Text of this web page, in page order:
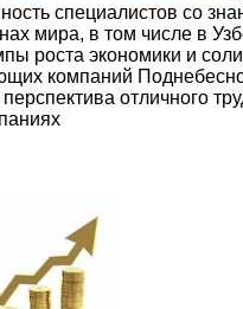
специалистов со
мира, в том числе в
роста экономики и
компаний
отличного